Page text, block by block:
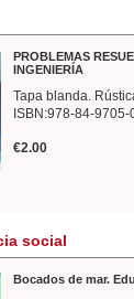
PROBLEMAS
INGENIERÍA
Tapa blanda.
ISBN:978-84-9705-
€2.00
social
Bocados de mar.